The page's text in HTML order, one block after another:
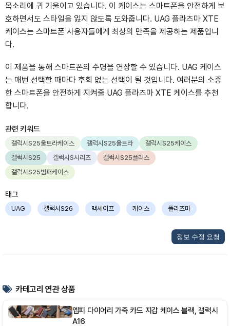
목소리에 귀 기울이고 있습니다. 이 케이스는 스마트폰을 안전하게 보
호하면서도 스타일을 잃지 않도록 도와줍니다. UAG 플라즈마 XTE
케이스는 스마트폰 사용자들에게 최상의 만족을 제공하는 제품입니
다.
이 제품을 통해 스마트폰의 수명을 연장할 수 있습니다. UAG 케이스
는 매번 선택할 때마다 후회 없는 선택이 될 것입니다. 여러분의 소중
한 스마트폰을 안전하게 지켜줄 UAG 플라즈마 XTE 케이스를 추천
합니다.
관련 키워드
갤럭시S25울트라케이스 갤럭시S25울트라
갤럭시S25케이스
갤럭시S25
갤럭시S시리즈
갤럭시S25플러스
갤럭시S25범퍼케이스
태그
UAG 갤럭시S26 맥세이프 케이스 플라즈마
정보 수정 요청
카테고리 연관 상품
엡피 다이어리 가죽 카드 지갑 케이스 블랙, 갤럭시
A16